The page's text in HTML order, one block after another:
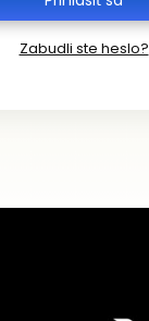
Zabudli ste heslo?